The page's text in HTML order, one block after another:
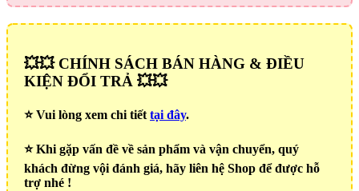
💥💥 CHÍNH SÁCH BÁN HÀNG & ĐIỀU
KIỆN ĐỔI TRẢ 💥💥
⭐️ Vui lòng xem chi tiết tại đây.
⭐️ Khi gặp vấn đề về sản phẩm và vận chuyển, quý
khách đừng vội đánh giá, hãy liên hệ Shop để được hỗ
trợ nhé !